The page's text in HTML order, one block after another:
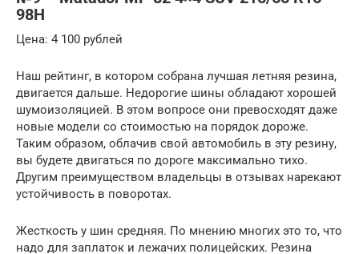
98H
Цена: 4 100 рублей
Наш рейтинг, в котором собрана лучшая летняя резина,
двигается дальше. Недорогие шины обладают хорошей
шумоизоляцией. В этом вопросе они превосходят даже
новые модели со стоимостью на порядок дороже.
Таким образом, облачив свой автомобиль в эту резину,
вы будете двигаться по дороге максимально тихо.
Другим преимуществом владельцы в отзывах нарекают
устойчивость в поворотах.
Жесткость у шин средняя. По мнению многих это то, что
надо для заплаток и лежачих полицейских. Резина